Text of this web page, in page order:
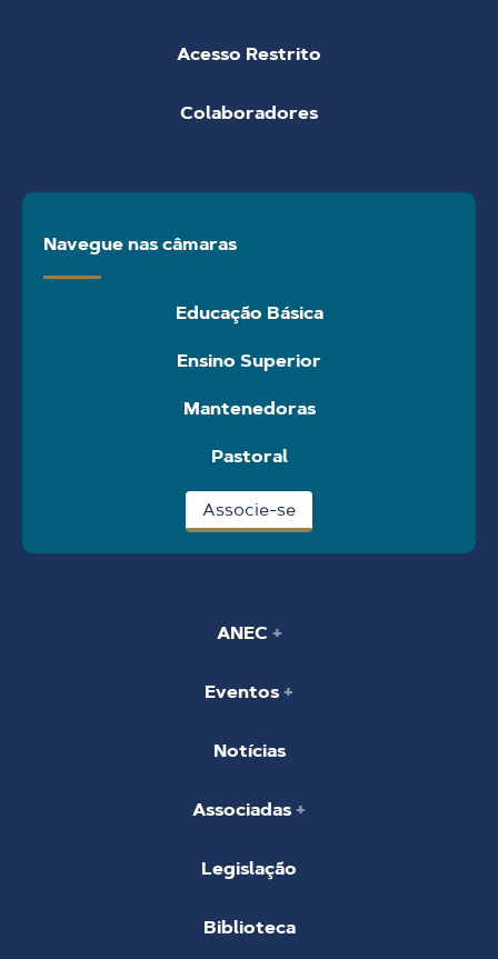
Acesso Restrito
Colaboradores
Navegue nas câmaras
Educação Básica
Ensino Superior
Mantenedoras
Pastoral
Associe-se
ANEC
Eventos
Notícias
Associadas
Legislação
Biblioteca